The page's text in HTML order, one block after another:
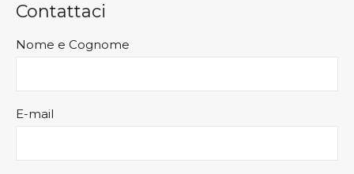
Contattaci
Nome e Cognome
E-mail